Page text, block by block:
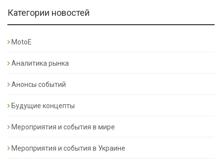
Категории новостей
MotoE
Аналитика рынка
Анонсы событий
Будущие концепты
Мероприятия и события в мире
Мероприятия и события в Украине